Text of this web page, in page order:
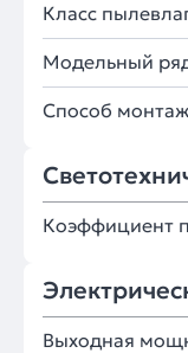
Класс
Модельный
Способ
Коэффициент
Выходная